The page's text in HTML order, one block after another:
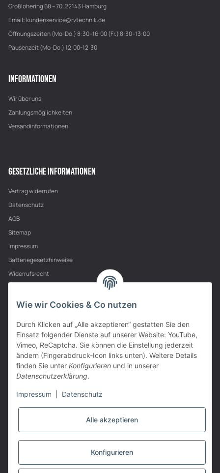
Großlohering 68 – 70, 22143 Hamburg
Email: kundenservice@rvtechnik.de
Öffnungszeiten (Mo-Do.) 8:30–16:00 (Fr.) 8:30–13:00
Pausenzeit (Mo-Do.) 12:00-12:30
INFORMATIONEN
Wir über uns
Zahlungsmöglichkeiten
Versandinformationen
GESETZLICHE INFORMATIONEN
Vertrag widerrufen
Datenschutz
AGB
Sitemap
Impressum
Batteriegesetzhinweise
Widerrufsrecht
PARTNER
VERTRAG WIDERRUFEN
Powered byJTL-Shop|TECHNIK JTL-Shop Template
Wie wir Cookies & Co nutzen
Durch Klicken auf „Alle akzeptieren“ gestatten Sie den
Einsatz folgender Dienste auf unserer Website: YouTube,
Vimeo, ReCaptcha. Sie können die Einstellung jederzeit
ändern (Fingerabdruck-Icon links unten). Weitere Details
finden Sie unter Konfigurieren und in unserer
Datenschutzerklärung.
Impressum Datenschutz
Alle akzeptieren
Konfigurieren